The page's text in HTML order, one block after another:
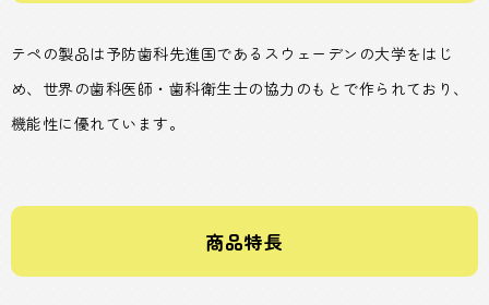
テペの製品は予防歯科先進国であるスウェーデンの大学をはじ
め、世界の歯科医師・歯科衛生士の協力のもとで作られており、
機能性に優れています。
商品特長